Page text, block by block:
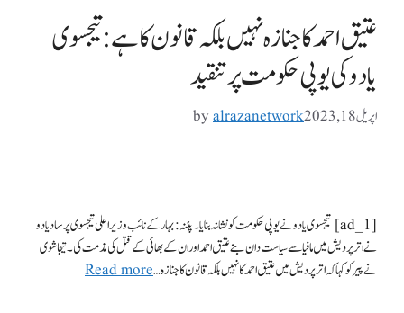
عتیق احمد کا جنازہ نہیں بلکہ قانون کا ہے: تیجسوی
یادو کی یوپی حکومت پر تنقید
اپریل 18, 2023 byalrazanetwork
[ad_1] تیجسوی یادو نے یوپی حکومت کو نشانہ بنایا۔ پٹنہ: بہار کے نائب وزیر اعلی تیجسوی پرساد یادو
نے اتر پردیش میں مافیا سے سیاست دان بنے عتیق احمد اور ان کے بھائی کے قتل کی مذمت کی۔ تیجاشوی
نے پیر کو کہا کہ اتر پردیش میں عتیق احمد کا نہیں بلکہ قانون کا جنازہ …Read more